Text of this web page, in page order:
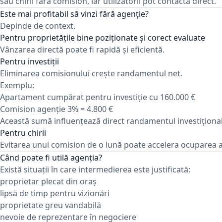
Este mai profitabil să vinzi fără agenție?
Depinde de context.
Pentru proprietățile bine poziționate și corect evaluate
Vânzarea directă poate fi rapidă și eficientă.
Pentru investiții
Eliminarea comisionului crește randamentul net.
Exemplu:
Apartament cumpărat pentru investiție cu 160.000 €
Comision agenție 3% = 4.800 €
Această sumă influențează direct randamentul
Pentru chirii
Evitarea unui comision de o lună poate accelera ocuparea
Când poate fi utilă agenția?
Există situații în care intermedierea este justificată:
proprietar plecat din oraș
lipsă de timp pentru vizionări
proprietate greu vandabilă
nevoie de reprezentare în negociere